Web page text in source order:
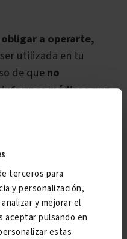
terceros para
y personalización,
y mejorar el
aceptar pulsando en
estas
a operarte,
utilizada en tu
de queno
médicos que
o incluso la
dicha operación
con los
a cabo.
consejos que